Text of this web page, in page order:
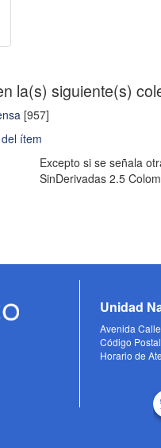
la(s) siguiente(s)
[957]
ítem
Excepto si se señala
SinDerivadas 2.5
Unidad
Avenida
Código
Horario de